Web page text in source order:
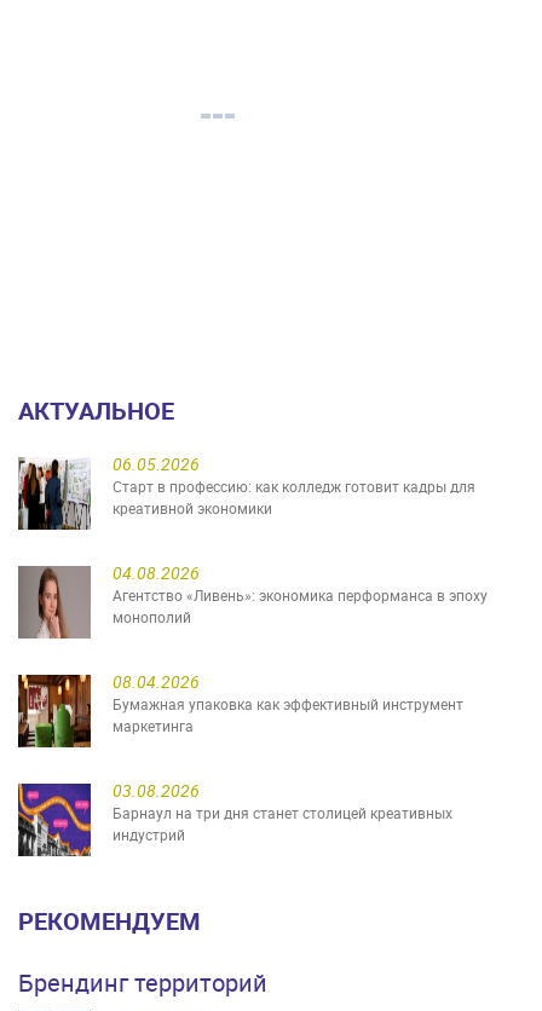
АКТУАЛЬНОЕ
06.05.2026
Старт в профессию: как колледж готовит кадры для
креативной экономики
04.08.2026
Агентство «Ливень»: экономика перформанса в эпоху
монополий
08.04.2026
Бумажная упаковка как эффективный инструмент
маркетинга
03.08.2026
Барнаул на три дня станет столицей креативных
индустрий
РЕКОМЕНДУЕМ
Брендинг территорий